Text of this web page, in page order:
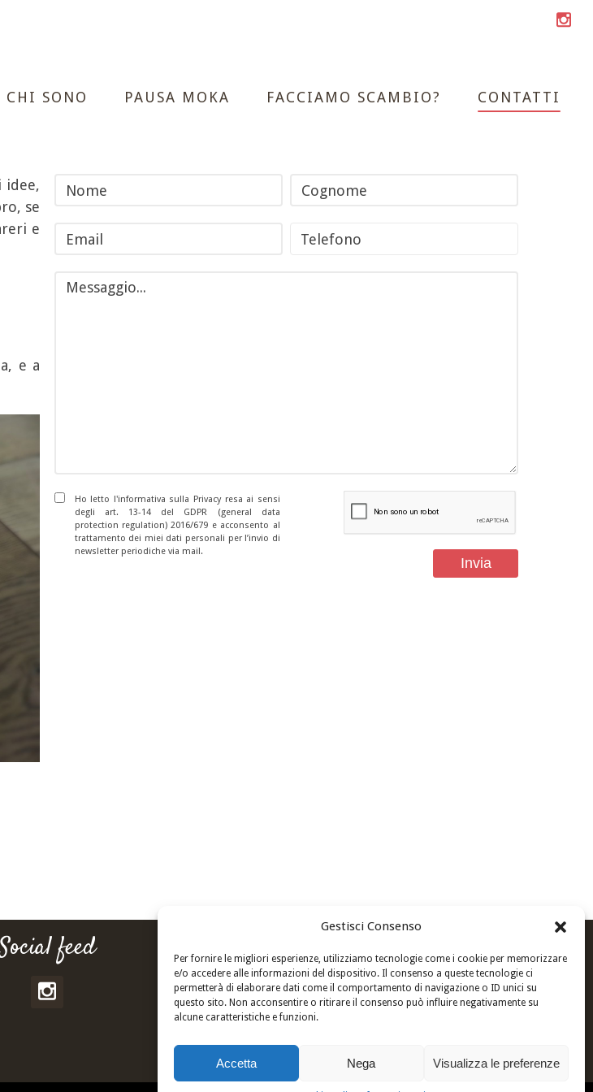
Gestisci Consenso
Per fornire le migliori esperienze, utilizziamo tecnologie come i cookie per memorizzare
e/o accedere alle informazioni del dispositivo. Il consenso a queste tecnologie ci
permetterà di elaborare dati come il comportamento di navigazione o ID unici su
questo sito. Non acconsentire o ritirare il consenso può influire negativamente su
alcune caratteristiche e funzioni.
Accetta Nega Visualizza le preferenze
CHI SONO PAUSA MOKA FACCIAMO SCAMBIO? CONTATTI
idee,
se
e
e a
Ho letto l'informativa sulla Privacy resa ai sensi
degli art. 13-14 del GDPR (general data
protection regulation) 2016/679 e acconsento al
trattamento dei miei dati personali per l’invio di
newsletter periodiche via mail.
feed Newsletter